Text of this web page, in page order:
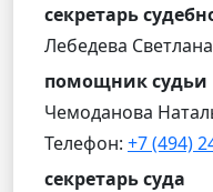
секретарь
Лебедева
помощник судьи
Чемоданова
Телефон: +7 (494)
секретарь суда